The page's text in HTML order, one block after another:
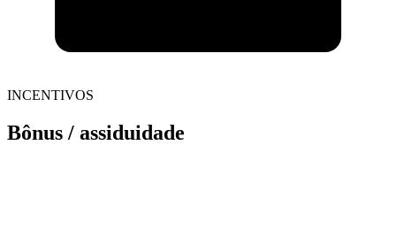
INCENTIVOS
Bônus / assiduidade